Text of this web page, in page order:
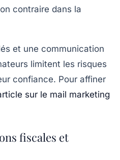
contraire dans la
et une communication
limitent les risques
confiance. Pour affiner
sur le mail marketing
fiscales et